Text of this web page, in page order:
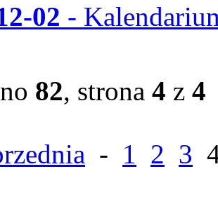
02 -
82, strona 4 z 4
- 1 2 3